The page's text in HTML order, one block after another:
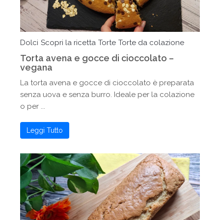
Dolci Scopri la ricetta Torte Torte da colazione
Torta avena e gocce di cioccolato –
vegana
La torta avena e gocce di cioccolato è preparata
senza uova e senza burro. Ideale per la colazione
o per ...
Leggi Tutto